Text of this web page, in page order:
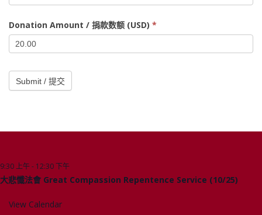
糕
和
年
糕
Donation Amount / 捐款数额 (USD) *
Submit / 提交
Upcoming Events
10 月
25
9:30 上午- 12:30 下午
大悲懺法會 Great Compassion Repentence Service (10/25)
View Calendar